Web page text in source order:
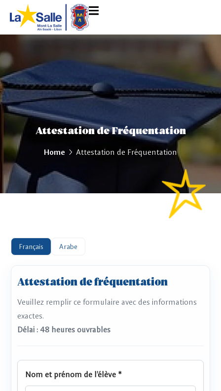
Attestation de Fréquentation
Home Attestation de Fréquentation
Français Arabe
Attestation de fréquentation
Veuillez remplir ce formulaire avec des informations
exactes.
Délai : 48 heures ouvrables
Nom et prénom de l’élève *